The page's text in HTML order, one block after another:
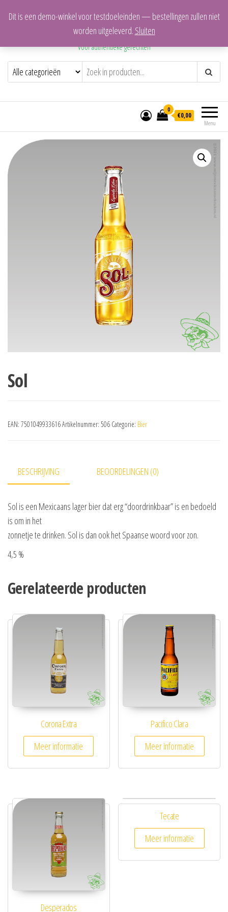
Mijn Mexicaanse Keuken
Voor authentieke gerechten
Menu
0
€0,00
Sol
EAN: 7501049933616Artikelnummer: 506 Categorie: Bier
BESCHRIJVING BEOORDELINGEN (0)
Sol is een Mexicaans lager bier dat erg “doordrinkbaar” is en bedoeld
is om in het
zonnetje te drinken. Sol is dan ook het Spaanse woord voor zon.
4,5 %
Gerelateerde producten
Corona Extra
Meer informatie
Pacifico Clara
Meer informatie
Desperados
Tecate
Meer informatie
Dit is een demo-winkel voor testdoeleinden — bestellingen zullen niet
worden uitgeleverd. Sluiten